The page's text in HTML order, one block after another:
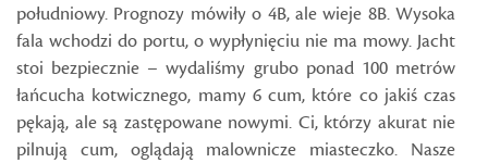
południowy. Prognozy mówiły o 4B, ale wieje 8B. Wysoka
fala wchodzi do portu, o wypłynięciu nie ma mowy. Jacht
stoi bezpiecznie – wydaliśmy grubo ponad 100 metrów
łańcucha kotwicznego, mamy 6 cum, które co jakiś czas
pękają, ale są zastępowane nowymi. Ci, którzy akurat nie
pilnują cum, oglądają malownicze miasteczko. Nasze